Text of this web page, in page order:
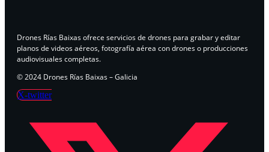
Drones Rías Baixas ofrece servicios de drones para grabar y editar
planos de videos aéreos, fotografía aérea con drones o producciones
audiovisuales completas.
© 2024 Drones Rías Baixas – Galicia
X-twitter